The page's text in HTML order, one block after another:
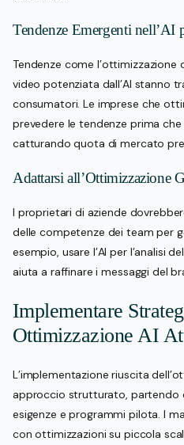
Tendenze Emergenti nell’AI
Tendenze come l’ottimizzazione
video potenziata dall’AI stanno
consumatori. Le imprese che
prevedere le tendenze prima
catturando quota di mercato
Adattarsi all’Ottimizzazione
I proprietari di aziende
delle competenze dei team per
esempio, usare l’AI per l’analisi
aiuta a raffinare i messaggi del
Implementare
Ottimizzazione AI
L’implementazione riuscita
approccio strutturato, partendo
esigenze e programmi pilota. I
con ottimizzazioni su piccola